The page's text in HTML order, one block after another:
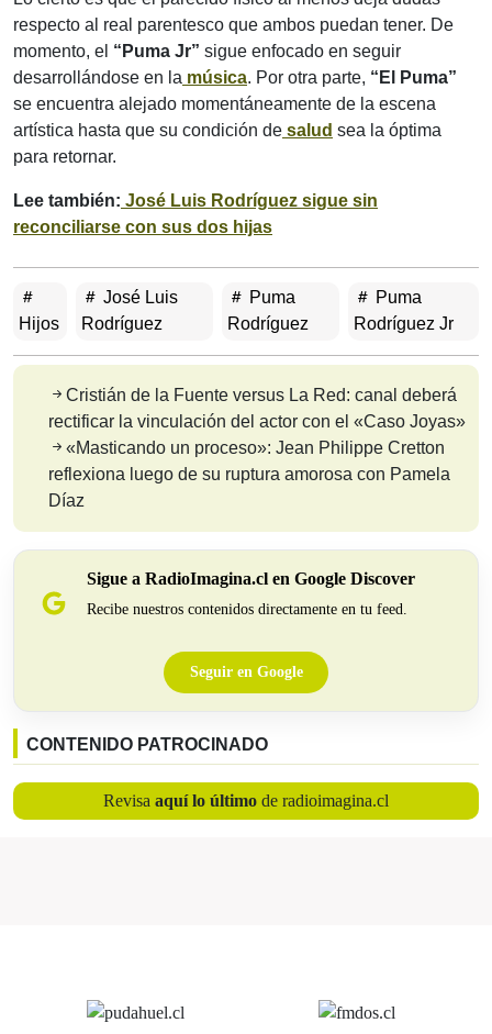
respecto al real parentesco que ambos puedan tener. De
momento, el “Puma Jr” sigue enfocado en seguir
desarrollándose en la música. Por otra parte, “El Puma”
se encuentra alejado momentáneamente de la escena
artística hasta que su condición de salud sea la óptima
para retornar.
Lee también: José Luis Rodríguez sigue sin
reconciliarse con sus dos hijas
Hijos
José Luis
Rodríguez
Puma
Rodríguez
Puma
Rodríguez Jr
Cristián de la Fuente versus La Red: canal deberá
rectificar la vinculación del actor con el «Caso Joyas»
«Masticando un proceso»: Jean Philippe Cretton
reflexiona luego de su ruptura amorosa con Pamela
Díaz
Sigue a RadioImagina.cl en Google Discover
Recibe nuestros contenidos directamente en tu feed.
Seguir en Google
CONTENIDO PATROCINADO
Revisa aquí lo último de radioimagina.cl